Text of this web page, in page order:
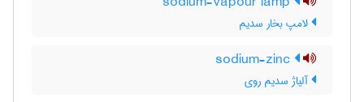
لامپ بخار سدیم
آلیاژ سدیم روی